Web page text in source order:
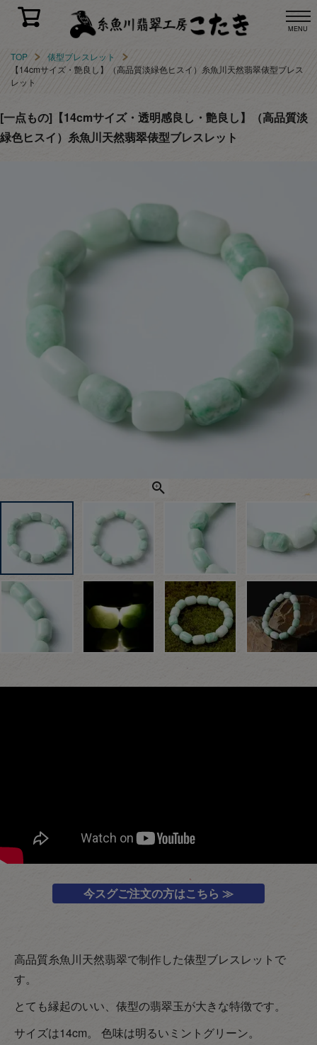
MENU
TOP
俵型ブレスレット
【14cmサイズ・艶良し】（高品質淡緑色ヒスイ）糸魚川天然翡翠俵型ブレス
レット
[一点もの]【14cmサイズ・透明感良し・艶良し】（高品質淡
緑色ヒスイ）糸魚川天然翡翠俵型ブレスレット
今スグご注文の方はこちら ≫
高品質糸魚川天然翡翠で制作した俵型ブレスレットで
す。
とても縁起のいい、俵型の翡翠玉が大きな特徴です。
サイズは14cm。 色味は明るいミントグリーン。